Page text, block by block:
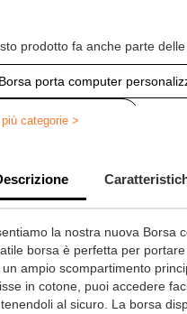
prodotto fa anche parte
Borsa porta computer
Zaino personalizzato
categorie >
la nostra nuova Borsa
borsa è perfetta per
un ampio scompartimento
in cotone, puoi accedere
al sicuro. La borsa